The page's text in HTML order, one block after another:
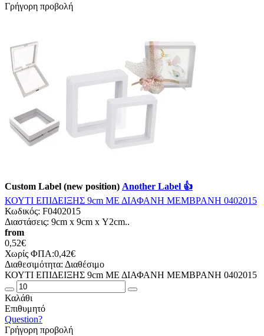
Γρήγορη προβολή
Custom Label (new position) Another Label 👍
ΚΟΥΤΙ ΕΠΙΔΕΙΞΗΣ 9cm ΜΕ ΔΙΑΦΑΝΗ ΜΕΜΒΡΑΝΗ 0402015
Κωδικός: F0402015
Διαστάσεις: 9cm x 9cm x Υ2cm..
from
0,52€
Χωρίς ΦΠΑ:0,42€
Διαθεσιμότητα: Διαθέσιμο
ΚΟΥΤΙ ΕΠΙΔΕΙΞΗΣ 9cm ΜΕ ΔΙΑΦΑΝΗ ΜΕΜΒΡΑΝΗ 0402015
Καλάθι
Επιθυμητό
Question?
Γρήγορη προβολή